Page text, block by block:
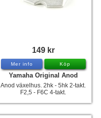
149 kr
Mer info Köp
Yamaha Original Anod
Anod växelhus. 2hk - 5hk 2-takt.
F2,5 - F6C 4-takt.